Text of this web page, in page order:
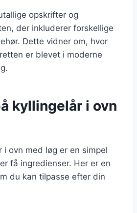
opskrifter og
der inkluderer forskellige
Dette vidner om, hvor
er blevet i moderne
kyllingelår i ovn
i ovn med løg er en simpel
få ingredienser. Her er en
du kan tilpasse efter din